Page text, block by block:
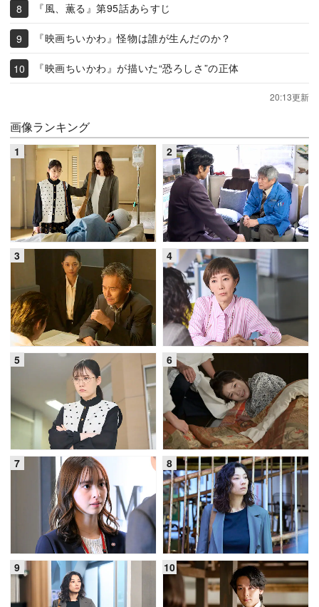
『風、薫る』第95話あらすじ
『映画ちいかわ』怪物は誰が生んだのか？
『映画ちいかわ』が描いた“恐ろしさ”の正体
20:13更新
画像ランキング